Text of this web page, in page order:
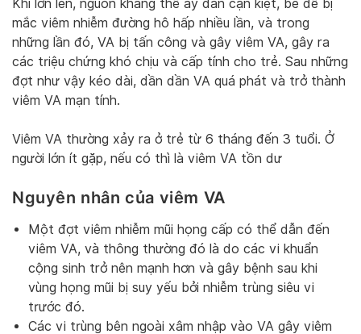
Khi lớn lên, nguồn kháng thể ấy dần cạn kiệt, bé dễ bị
mắc viêm nhiễm đường hô hấp nhiều lần, và trong
những lần đó, VA bị tấn công và gây viêm VA, gây ra
các triệu chứng khó chịu và cấp tính cho trẻ. Sau những
đợt như vậy kéo dài, dần dần VA quá phát và trở thành
viêm VA mạn tính.
Viêm VA thường xảy ra ở trẻ từ 6 tháng đến 3 tuổi. Ở
người lớn ít gặp, nếu có thì là viêm VA tồn dư
Nguyên nhân của viêm VA
Một đợt viêm nhiễm mũi họng cấp có thể dẫn đến
viêm VA, và thông thường đó là do các vi khuẩn
cộng sinh trở nên mạnh hơn và gây bệnh sau khi
vùng họng mũi bị suy yếu bởi nhiễm trùng siêu vi
trước đó.
Các vi trùng bên ngoài xâm nhập vào VA gây viêm